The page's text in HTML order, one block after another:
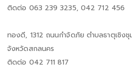
ติดต่อ 063 239 3235, 042 712 456
ทองดี, 1312 ถนนกำจัดภัย ตำบลธาตุเชิง
จังหวัดสกลนคร
ติดต่อ 042 711 817